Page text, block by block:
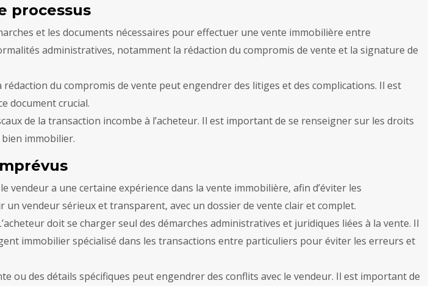
processus
et les documents nécessaires pour effectuer une vente immobilière entre
administratives, notamment la rédaction du compromis de vente et la signature de
rédaction du compromis de vente peut engendrer des litiges et des complications. Il est
document crucial.
de la transaction incombe à l’acheteur. Il est important de se renseigner sur les droits
immobilier.
vendeur a une certaine expérience dans la vente immobilière, afin d’éviter les
vendeur sérieux et transparent, avec un dossier de vente clair et complet.
doit se charger seul des démarches administratives et juridiques liées à la vente. Il
immobilier spécialisé dans les transactions entre particuliers pour éviter les erreurs et
ou des détails spécifiques peut engendrer des conflits avec le vendeur. Il est important de